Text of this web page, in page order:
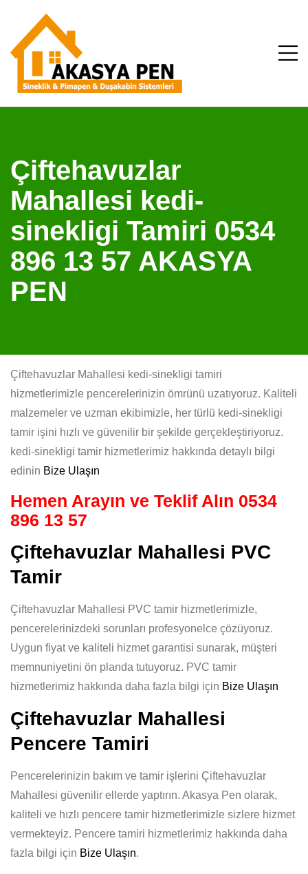
Çiftehavuzlar
Mahallesi kedi-
sinekligi Tamiri 0534
896 13 57 AKASYA
PEN
Çiftehavuzlar Mahallesi kedi-sinekligi tamiri
hizmetlerimizle pencerelerinizin ömrünü uzatıyoruz. Kaliteli
malzemeler ve uzman ekibimizle, her türlü kedi-sinekligi
tamir işini hızlı ve güvenilir bir şekilde gerçekleştiriyoruz.
kedi-sinekligi tamir hizmetlerimiz hakkında detaylı bilgi
edinin Bize Ulaşın
Hemen Arayın ve Teklif Alın 0534
896 13 57
Çiftehavuzlar Mahallesi PVC
Tamir
Çiftehavuzlar Mahallesi PVC tamir hizmetlerimizle,
pencerelerinizdeki sorunları profesyonelce çözüyoruz.
Uygun fiyat ve kaliteli hizmet garantisi sunarak, müşteri
memnuniyetini ön planda tutuyoruz. PVC tamir
hizmetlerimiz hakkında daha fazla bilgi için Bize Ulaşın
Çiftehavuzlar Mahallesi
Pencere Tamiri
Pencerelerinizin bakım ve tamir işlerini Çiftehavuzlar
Mahallesi güvenilir ellerde yaptırın. Akasya Pen olarak,
kaliteli ve hızlı pencere tamir hizmetlerimizle sizlere hizmet
vermekteyiz. Pencere tamiri hizmetlerimiz hakkında daha
fazla bilgi için Bize Ulaşın.